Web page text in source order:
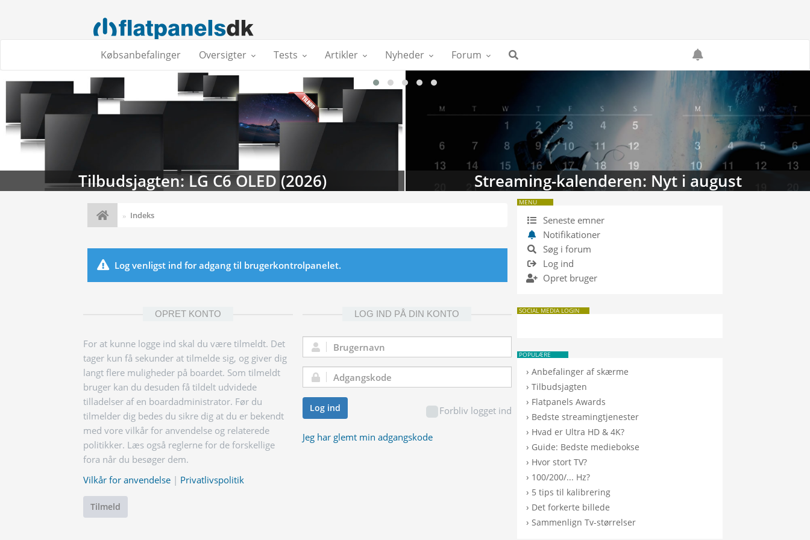
Købsanbefalinger Oversigter Tests Artikler Nyheder Forum
Tilbudsjagten: LG C6 OLED (2026) Streaming-kalenderen: Nyt i august
Indeks
Log venligst ind for adgang til brugerkontrolpanelet.
OPRET KONTO
For at kunne logge ind skal du være tilmeldt. Det
tager kun få sekunder at tilmelde sig, og giver dig
langt flere muligheder på boardet. Som tilmeldt
bruger kan du desuden få tildelt udvidede
tilladelser af en boardadministrator. Før du
tilmelder dig bedes du sikre dig at du er bekendt
med vore vilkår for anvendelse og relaterede
politikker. Læs også reglerne for de forskellige
fora når du besøger dem.
Vilkår for anvendelse | Privatlivspolitik
Tilmeld
LOG IND PÅ DIN KONTO
Brugernavn:
Adgangskode:
Forbliv logget ind
Log ind
Jeg har glemt min adgangskode
MENU
Seneste emner
Notifikationer
Søg i forum
Log ind
Opret bruger
SOCIAL MEDIA LOGIN
POPULÆRE
›Anbefalinger af skærme
›Tilbudsjagten
› Flatpanels Awards
› Bedste streamingtjenester
› Hvad er Ultra HD & 4K?
› Guide: Bedste mediebokse
› Hvor stort TV?
› 100/200/... Hz?
› 5 tips til kalibrering
› Det forkerte billede
›Sammenlign Tv-størrelser